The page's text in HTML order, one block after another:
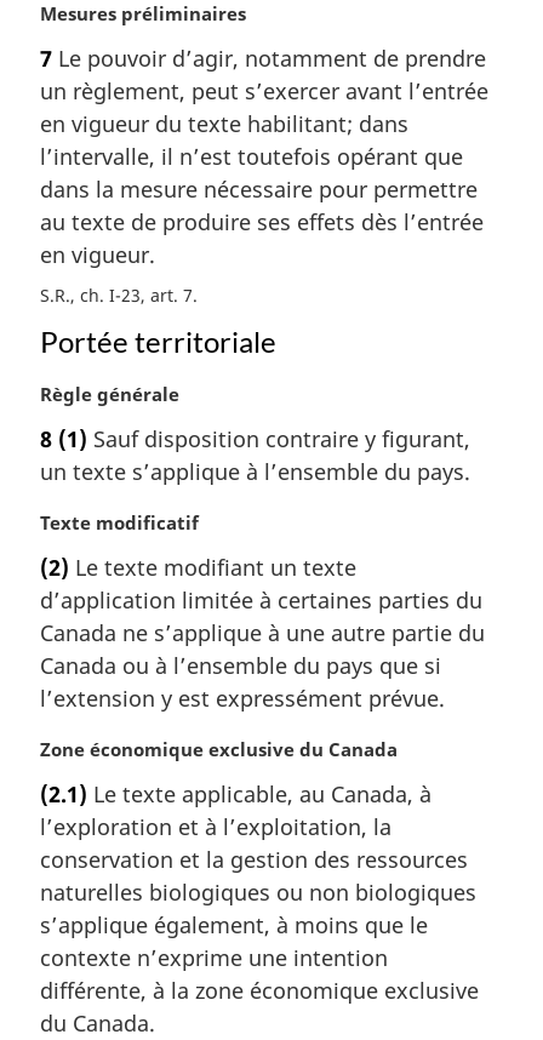
l
e
N
t
e
m
a
g
i
n
l
e
:
Mesures préliminaires
7 Le pouvoir d’agir, notamment de prendre
un règlement, peut s’exercer avant l’entrée
en vigueur du texte habilitant; dans
l’intervalle, il n’est toutefois opérant que
dans la mesure nécessaire pour permettre
au texte de produire ses effets dès l’entrée
en vigueur.
S.R., ch. I-23, art. 7
Portée territoriale
N
t
e
a
r
g
i
n
a
l
e
:
Règle générale
8 (1) Sauf disposition contraire y figurant,
un texte s’applique à l’ensemble du pays.
N
t
e
m
a
g
n
a
l
e
:
Texte modificatif
(2) Le texte modifiant un texte
d’application limitée à certaines parties du
Canada ne s’applique à une autre partie du
Canada ou à l’ensemble du pays que si
l’extension y est expressément prévue.
N
t
e
m
a
g
i
n
a
Zone économique exclusive du Canada
(2.1) Le texte applicable, au Canada, à
l’exploration et à l’exploitation, la
conservation et la gestion des ressources
naturelles biologiques ou non biologiques
s’applique également, à moins que le
contexte n’exprime une intention
différente, à la zone économique exclusive
du Canada.